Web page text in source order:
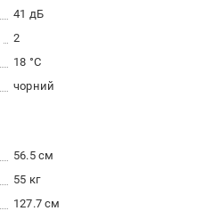
41 дБ
2
18 °C
чорний
56.5 см
55 кг
127.7 см